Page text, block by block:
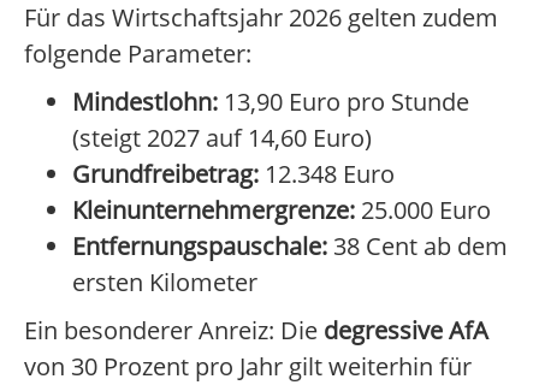
Für das Wirtschaftsjahr 2026 gelten zudem
folgende Parameter:
Mindestlohn: 13,90 Euro pro Stunde
(steigt 2027 auf 14,60 Euro)
Grundfreibetrag: 12.348 Euro
Kleinunternehmergrenze: 25.000 Euro
Entfernungspauschale: 38 Cent ab dem
ersten Kilometer
Ein besonderer Anreiz: Die degressive AfA
von 30 Prozent pro Jahr gilt weiterhin für